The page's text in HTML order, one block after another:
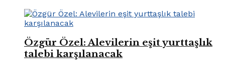
Özgür Özel: Alevilerin eşit yurttaşlık
talebi karşılanacak